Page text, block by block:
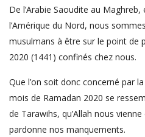
De l’Arabie Saoudite au
l’Amérique du Nord, nous
musulmans à être sur le point de
2020 (1441) confinés chez nous.
Que l’on soit donc concerné par
mois de Ramadan 2020 se
de Tarawihs, qu’Allah nous
pardonne nos manquements.